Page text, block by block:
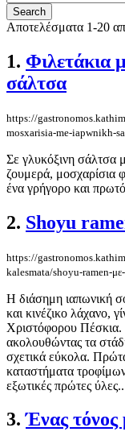
Αποτελέσματα 1-20
1. Φιλετάκια
σάλτσα
https://
mosxarisia-me-iapwnikh-
Σε γλυκόξινη σάλτσα
ζουμερά, μοσχαρίσια
ένα γρήγορο και
2. Shoyu
https://
kalesmata/shoyu-ramen-με-
Η διάσημη ιαπωνική
και κινέζικο λάχανο,
Χριστόφορου
ακολουθώντας τα
σχετικά εύκολα.
καταστήματα
εξωτικές πρώτες
3.Ένας τόνος